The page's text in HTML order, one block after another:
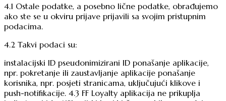
4.1 Ostale podatke, a posebno lične podatke, obrađujemo
ako ste se u okviru prijave prijavili sa svojim pristupnim
podacima.
4.2 Takvi podaci su:
instalacijski ID pseudonimizirani ID ponašanje aplikacije,
npr. pokretanje ili zaustavljanje aplikacije ponašanje
korisnika, npr. posjeti stranicama, uključujući klikove i
push-notifikacije. 4.3 FF Loyalty aplikacija ne prikuplja